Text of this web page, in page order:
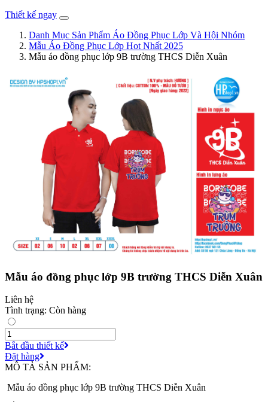
Thiết kế ngay
Danh Mục Sản Phẩm Áo Đồng Phục Lớp Và Hội Nhóm
Mẫu Áo Đồng Phục Lớp Hot Nhất 2025
Mẫu áo đồng phục lớp 9B trường THCS Diễn Xuân
Mẫu áo đồng phục lớp 9B trường THCS Diễn Xuân
Liên hệ
Tình trạng: Còn hàng
Bắt đầu thiết kế
Đặt hàng
MÔ TẢ SẢN PHẨM:
Mẫu áo đồng phục lớp 9B trường THCS Diễn Xuân